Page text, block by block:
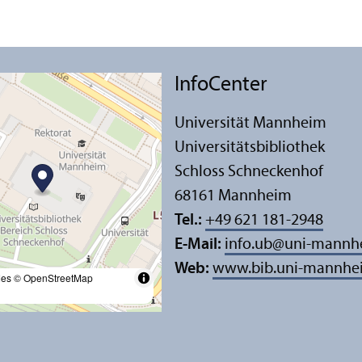
© OpenStreetMap
InfoCenter
Universität Mannheim
Universitäts­bibliothek
Schloss Schneckenhof
68161 Mannheim
Tel.: +49 621 181-2948
E-Mail: info.ub@uni-
Web: www.bib.uni-